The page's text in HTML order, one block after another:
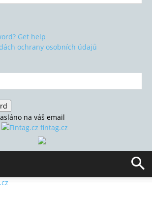
Get help
ochrany osobních údajů
na váš email
fintag.cz